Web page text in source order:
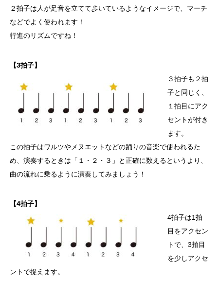
２拍子は人が足音を立てて歩いているようなイメージで、マーチ
などでよく使われます！
行進のリズムですね！
【3拍子】
３拍子も２拍
子と同じく、
１拍目にアク
セントが付き
ます。
この拍子はワルツやメヌエットなどの踊りの音楽で使われるた
め、演奏するときは「１・２・３」と正確に数えるというより、
曲の流れに乗るように演奏してみましょう！
【4拍子】
4拍子は1拍
目をアクセン
トで、3拍目
を少しアクセ
ントで捉えます。